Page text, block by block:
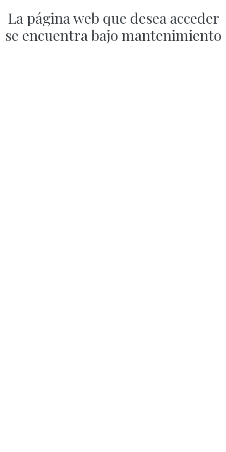
La página web que desea acceder
se encuentra bajo mantenimiento